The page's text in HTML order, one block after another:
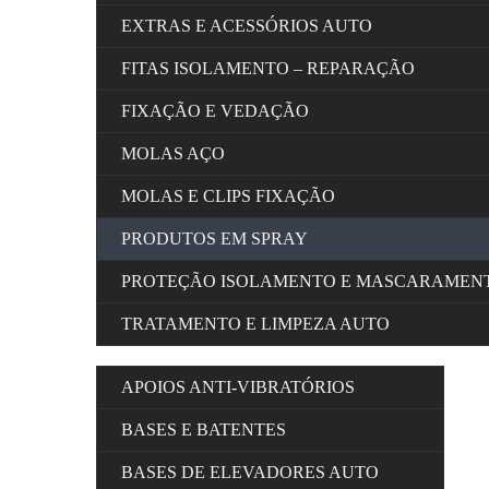
EXTRAS E ACESSÓRIOS AUTO
FITAS ISOLAMENTO – REPARAÇÃO
FIXAÇÃO E VEDAÇÃO
MOLAS AÇO
MOLAS E CLIPS FIXAÇÃO
PRODUTOS EM SPRAY
PROTEÇÃO ISOLAMENTO E
TRATAMENTO E LIMPEZA AUTO
APOIOS ANTI-VIBRATÓRIOS
BASES E BATENTES
BASES DE ELEVADORES AUTO